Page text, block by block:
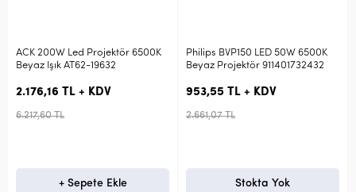
ACK 200W Led Projektör 6500K
Beyaz Işık AT62-19632
2.176,16 TL + KDV
6.217,60 TL
+ Sepete Ekle
Philips BVP150 LED 50W 6500K
Beyaz Projektör 911401732432
953,55 TL + KDV
2.661,07 TL
Stokta Yok